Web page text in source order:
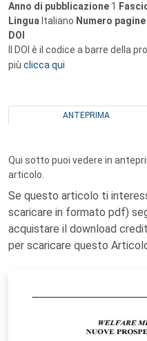
Anno di pubblicazione 1
Lingua Italiano Numero pagine
DOI
Il DOI è il codice a barre della
più clicca qui
ANTEPRIMA
Qui sotto puoi vedere in
articolo.
Se questo articolo ti
scaricare in formato pdf)
acquistare il download
per scaricare questo